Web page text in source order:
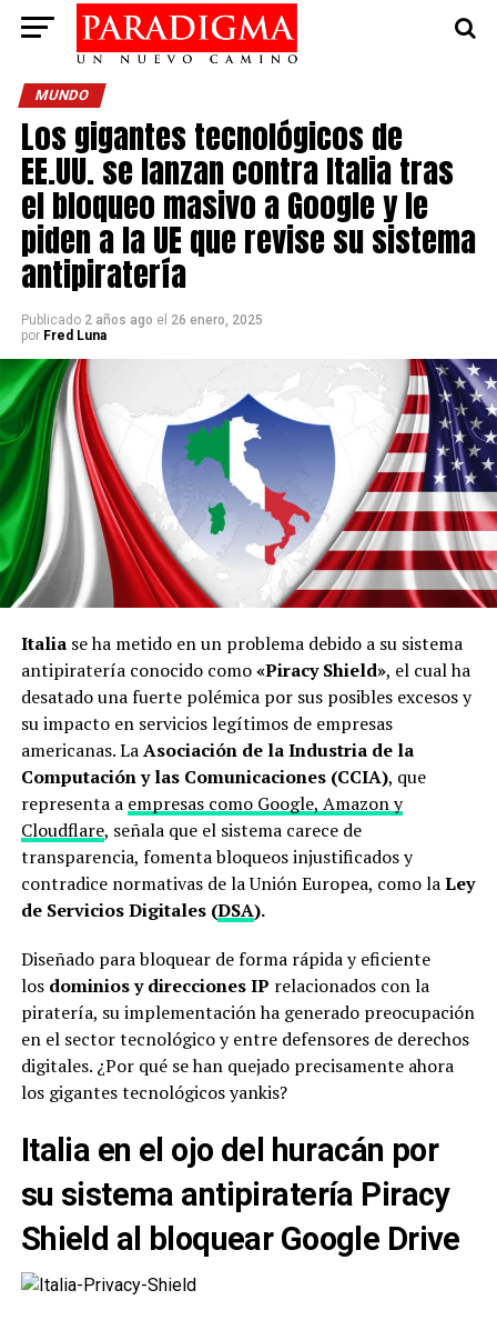
MUNDO
Los gigantes tecnológicos de
EE.UU. se lanzan contra Italia tras
el bloqueo masivo a Google y le
piden a la UE que revise su sistema
antipiratería
Publicado 2 años ago el 26 enero, 2025
por Fred Luna
Italiase ha metido en un problema debido a su sistema
antipiratería conocido como«Piracy Shield», el cual ha
desatado una fuerte polémica por sus posibles excesos y
su impacto en servicios legítimos de empresas
americanas. LaAsociación de la Industria de la
Computación y las Comunicaciones (CCIA), que
representa a empresas como Google, Amazon y
Cloudflare, señala que el sistema carece de
transparencia, fomenta bloqueos injustificados y
contradice normativas de la Unión Europea, como laLey
de Servicios Digitales (DSA).
Diseñado para bloquear de forma rápida y eficiente
los dominios y direcciones IP relacionados con la
piratería, su implementación ha generado preocupación
en el sector tecnológico y entre defensores de derechos
digitales. ¿Por qué se han quejado precisamente ahora
los gigantes tecnológicos yankis?
Italia en el ojo del huracán por
su sistema antipiratería Piracy
Shield al bloquear Google Drive